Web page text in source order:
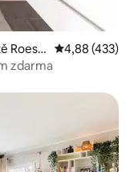
Roese
Průměrné
4,88 (433)
zdarma